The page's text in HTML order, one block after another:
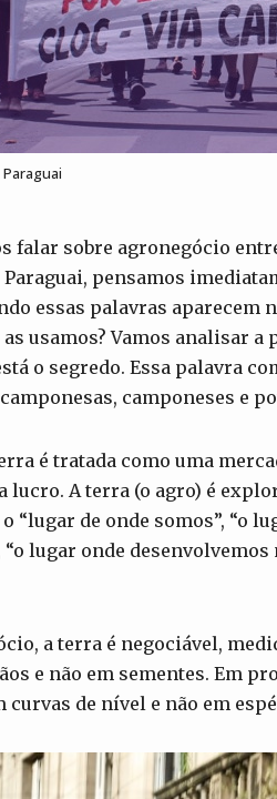
Paraguai
falar sobre agronegócio
pensamos
essas palavras
usamos? Vamos analisar
o segredo. Essa palavra
camponeses e
é tratada como uma
lucro. A terra (o agro) é
o “lugar de onde somos”, “o
lugar onde desenvolvemos
a terra é negociável,
e não em sementes. Em
curvas de nível e não em